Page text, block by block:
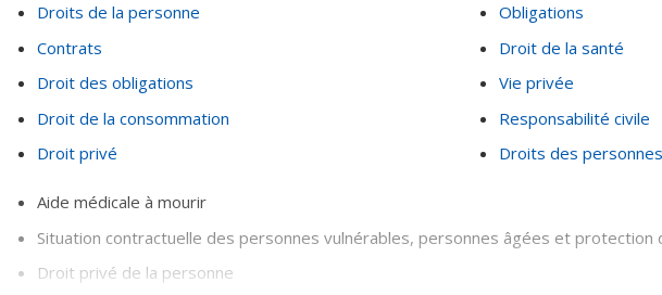
commerce électronique international
Droits de la personne
Contrats
Droit des obligations
Droit de la consommation
Droit privé
Obligations
Droit de la santé
Vie privée
Responsabilité civile
Droits des personnes
Aide médicale à mourir
Situation contractuelle des personnes vulnérables, personnes âgées et protection
Droit privé de la personne